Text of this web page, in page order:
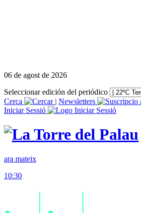
06 de agost de 2026
Seleccionar edición del periódico
Cerca
| Newsletters
Iniciar Sessió
ara mateix
10:30